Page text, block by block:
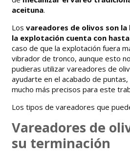
aceituna.
Los vareadores de olivos son
la explotación cuenta con
caso de que la explotación fuera
vibrador de tronco, aunque esto
pudieras utilizar vareadores de
ayudarte en el acabado de
mucho más precisos para este
Los tipos de vareadores que
Vareadores de
su terminación